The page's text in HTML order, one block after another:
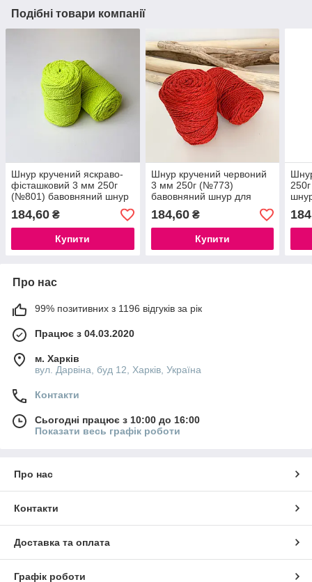
Подібні товари компанії
Шнур кручений яскраво-
фісташковий 3 мм 250г
(№801) бавовняний шнур
для макраме роуп 3мм
macrame rope 3mm
184,60 ₴
Купити
Шнур кручений червоний
3 мм 250г (№773)
бавовняний шнур для
макраме роуп 3мм,
macrame rope 3mm
184,60₴
Купити
3мм
Про нас
99% позитивних з 1196 відгуків за рік
Працює з 04.03.2020
м. Харків
вул. Дарвіна, буд 12, Харків, Україна
Контакти
Сьогодні працює з 10:00 до 16:00
Показати весь графік роботи
Про нас
Контакти
Доставка та оплата
Графік роботи